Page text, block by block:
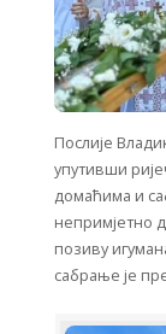
Послије
упутивши
домаћима и
непримјетно
позиву
сабрање је